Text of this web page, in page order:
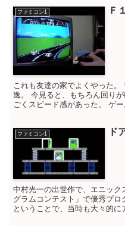
ファミコン1 Ｆ
これも友達の家でよくやった
逸。 今見ると、もちろん回り
ごくスピード感があった。 ゲ
ファミコン1 ド
中村光一の出世作で、エニック
グラムコンテスト」で優秀プロ
ということで、当時も大々的